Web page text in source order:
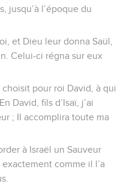
jusqu’à l’époque du
et Dieu leur donna Saül,
Celui-ci régna sur eux
pour roi David, à qui
David, fils d’Isaï, j’ai
; Il accomplira toute ma
à Israël un Sauveur
comme il l’a